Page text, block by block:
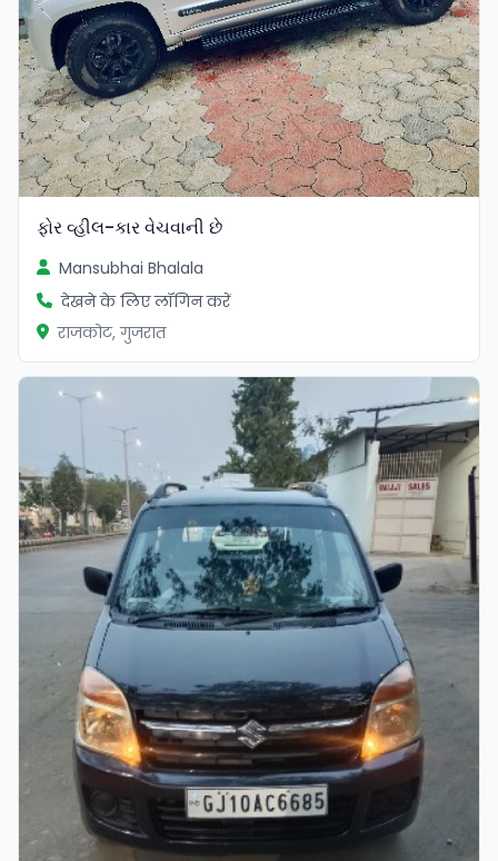
ફોર વ્હીલ-કાર વેચવાની છે
Mansubhai Bhalala
देखने के लिए लॉगिन करें
राजकोट, गुजरात